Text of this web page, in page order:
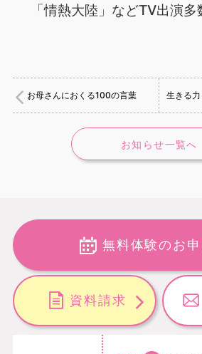
「情熱大陸」などTV出演多
お母さんにおくる100の言葉 生きる
お知らせ一覧へ
無料体験のお
資料請求